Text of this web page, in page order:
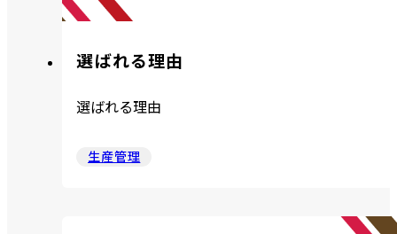
選ばれる理由
選ばれる理由
生産管理